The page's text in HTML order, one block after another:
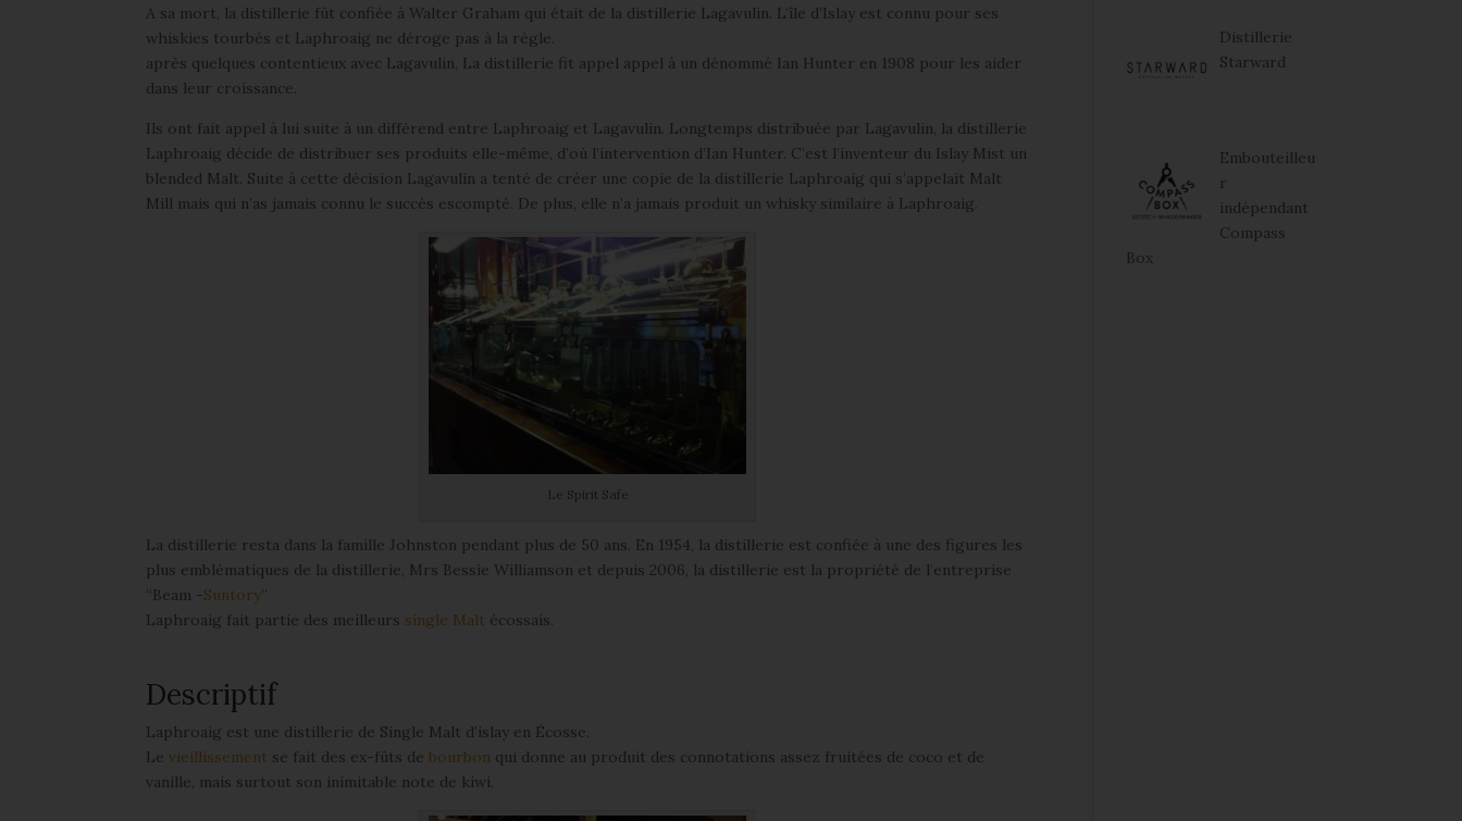
A sa mort, la distillerie fût confiée à Walter Graham qui était de la distillerie Lagavulin. L’île d’Islay est connu pour ses
whiskies tourbés et Laphroaig ne déroge pas à la règle.
après quelques contentieux avec Lagavulin, La distillerie fit appel appel à un dénommé Ian Hunter en 1908 pour les aider
dans leur croissance.
Ils ont fait appel à lui suite à un différend entre Laphroaig et Lagavulin. Longtemps distribuée par Lagavulin, la distillerie
Laphroaig décide de distribuer ses produits elle-même, d’où l’intervention d’Ian Hunter. C’est l’inventeur du Islay Mist un
blended Malt. Suite à cette décision Lagavulin a tenté de créer une copie de la distillerie Laphroaig qui s’appelait Malt
Mill mais qui n’as jamais connu le succès escompté. De plus, elle n’a jamais produit un whisky similaire à Laphroaig.
Le Spirit Safe
La distillerie resta dans la famille Johnston pendant plus de 50 ans. En 1954, la distillerie est confiée à une des figures les
plus emblématiques de la distillerie, Mrs Bessie Williamson et depuis 2006, la distillerie est la propriété de l’entreprise
“Beam -Suntory”
Laphroaig fait partie des meilleurs single Malt écossais.
Descriptif
Laphroaig est une distillerie de Single Malt d’islay en Écosse.
Levieillissement se fait des ex-fûts debourbon qui donne au produit des connotations assez fruitées de coco et de
vanille, mais surtout son inimitable note de kiwi.
Distillerie
Starward
Embouteilleu
r
indépendant
Compass
Box